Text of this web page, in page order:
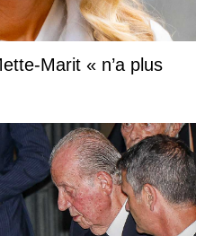
Marit « n’a plus